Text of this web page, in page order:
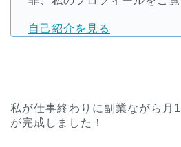
自己紹介を見る
私が仕事終わりに副業ながら月
が完成しました！